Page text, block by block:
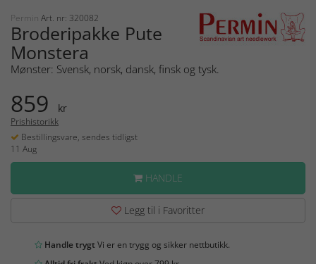
Permin Art. nr: 320082
Broderipakke Pute
Monstera
Mønster: Svensk, norsk, dansk, finsk og tysk.
859 kr
Prishistorikk
Bestillingsvare, sendes tidligst
11 Aug
HANDLE
Legg til i Favoritter
Handle trygtVi er en trygg og sikker nettbutikk.